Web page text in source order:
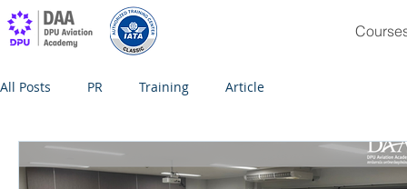
All Posts PR Training Article